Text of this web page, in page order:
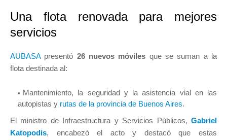
Una flota renovada para mejores
servicios
AUBASApresentó 26 nuevos móviles que se suman a la
flota destinada al:
Mantenimiento, la seguridad y la asistencia vial en las
autopistas y rutas de la provincia de Buenos Aires.
El ministro de Infraestructura y Servicios Públicos, Gabriel
Katopodis, encabezó el acto y destacó que estas